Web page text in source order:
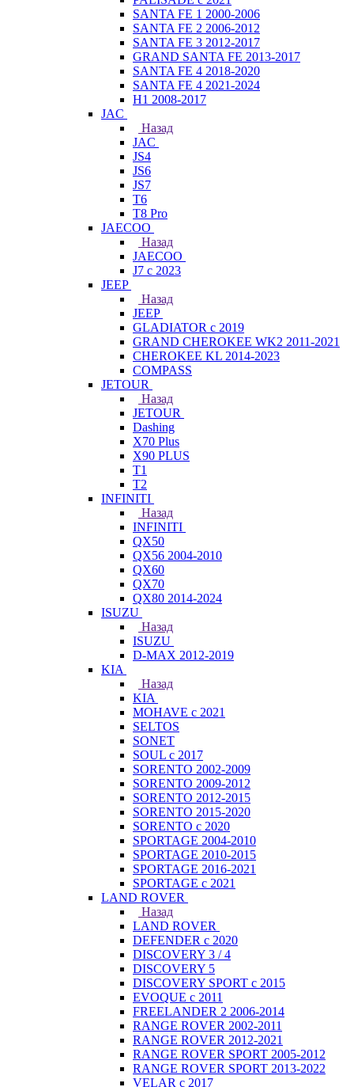
SANTA FE 1 2000-2006
SANTA FE 2 2006-2012
SANTA FE 3 2012-2017
GRAND SANTA FE 2013-2017
SANTA FE 4 2018-2020
SANTA FE 4 2021-2024
H1 2008-2017
JAC
Назад
JAC
JS4
JS6
JS7
T6
T8 Pro
JAECOO
Назад
JAECOO
J7 с 2023
JEEP
Назад
JEEP
GLADIATOR с 2019
GRAND CHEROKEE WK2 2011-2021
CHEROKEE KL 2014-2023
COMPASS
JETOUR
Назад
JETOUR
Dashing
X70 Plus
X90 PLUS
T1
T2
INFINITI
Назад
INFINITI
QX50
QX56 2004-2010
QX60
QX70
QX80 2014-2024
ISUZU
Назад
ISUZU
D-MAX 2012-2019
KIA
Назад
KIA
MOHAVE с 2021
SELTOS
SONET
SOUL с 2017
SORENTO 2002-2009
SORENTO 2009-2012
SORENTO 2012-2015
SORENTO 2015-2020
SORENTO с 2020
SPORTAGE 2004-2010
SPORTAGE 2010-2015
SPORTAGE 2016-2021
SPORTAGE с 2021
LAND ROVER
Назад
LAND ROVER
DEFENDER с 2020
DISCOVERY 3 / 4
DISCOVERY 5
DISCOVERY SPORT с 2015
EVOQUE с 2011
FREELANDER 2 2006-2014
RANGE ROVER 2002-2011
RANGE ROVER 2012-2021
RANGE ROVER SPORT 2005-2012
RANGE ROVER SPORT 2013-2022
VELAR с 2017